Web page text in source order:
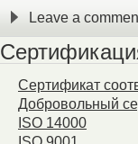
Leave a
Сертификат
Добровольный
ISO 14000